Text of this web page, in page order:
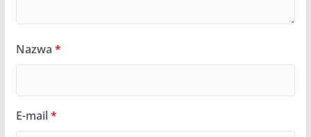
Nazwa *
E-mail*